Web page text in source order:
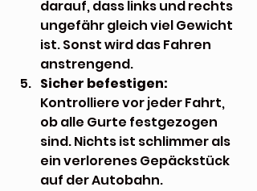
darauf, dass links und rechts
ungefähr gleich viel Gewicht
ist. Sonst wird das Fahren
anstrengend.
Sicher befestigen:
Kontrolliere vor jeder Fahrt,
ob alle Gurte festgezogen
sind. Nichts ist schlimmer als
ein verlorenes Gepäckstück
auf der Autobahn.